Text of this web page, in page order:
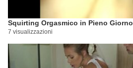
Squirting Orgasmico in Pieno Giorno
7 visualizzazioni